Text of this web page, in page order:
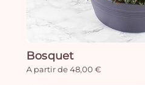
Bosquet
A partir de 48,00 €